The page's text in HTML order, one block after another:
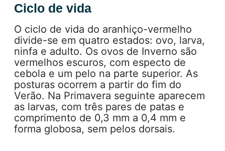
Ciclo de vida
O ciclo de vida do aranhiço-vermelho
divide-se em quatro estados: ovo, larva,
ninfa e adulto. Os ovos de Inverno são
vermelhos escuros, com especto de
cebola e um pelo na parte superior. As
posturas ocorrem a partir do fim do
Verão. Na Primavera seguinte aparecem
as larvas, com três pares de patas e
comprimento de 0,3 mm a 0,4 mm e
forma globosa, sem pelos dorsais.